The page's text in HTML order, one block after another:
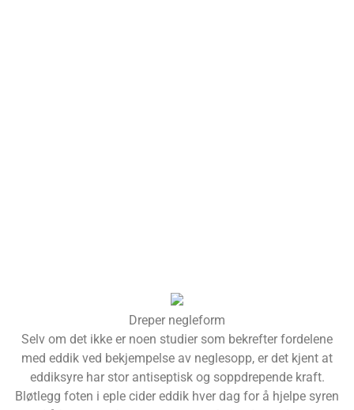
Dreper negleform
Selv om det ikke er noen studier som bekrefter fordelene
med eddik ved bekjempelse av neglesopp, er det kjent at
eddiksyre har stor antiseptisk og soppdrepende kraft.
Bløtlegg foten i eple cider eddik hver dag for å hjelpe syren